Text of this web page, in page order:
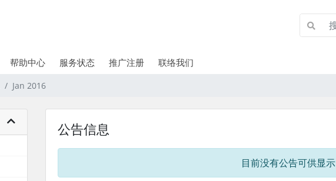
帮助中心 服务状态 推广注册 联络我们
Jan 2016
公告信息
目前没有公告可供显示